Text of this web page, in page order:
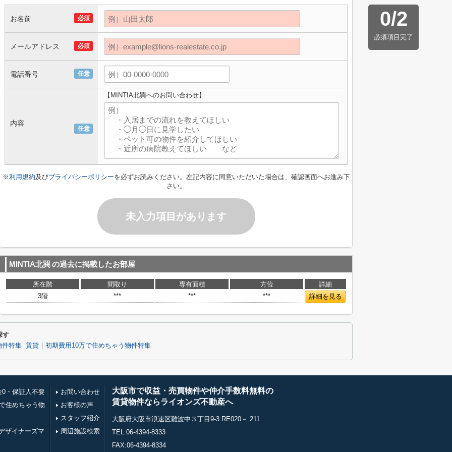
0/2
必須項目完了
必須
お名前
必須
メールアドレス
任意
電話番号
任意
内容
【MINTIA北巽へのお問い合わせ】
※利用規約及びプライバシーポリシーを必ずお読みください。左記内容に同意いただいた場合は、確認画面へお進み下
さい。
未入力項目があります
MINTIA北巽の過去に掲載したお部屋
所在階 間取り 専有面積 方位
詳細
3階
*** *** *** 詳細を見る
す
件特集 賃貸｜初期費用10万で住めちゃう物件特集
・保証人不要
住めちゃう物
ザイナーズマ
お問い合わせ
お客様の声
スタッフ紹介
周辺施設検索
大阪市で収益・売買物件や仲介手数料無料の
賃貸物件ならライオンズ不動産へ
大阪府大阪市浪速区難波中３丁目9-3 RE020－ 211
TEL:06-4394-8333
FAX:06-4394-8334